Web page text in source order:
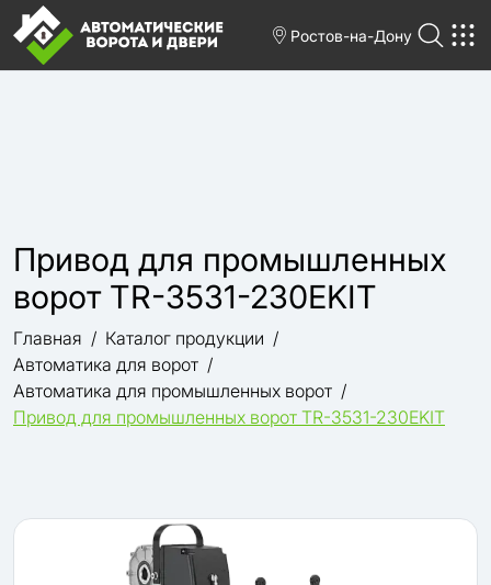
Ростов-на-Дону
Привод для промышленных
ворот TR-3531-230EKIT
Главная
Каталог продукции
Автоматика для ворот
Автоматика для промышленных ворот
Привод для промышленных ворот TR-3531-230EKIT